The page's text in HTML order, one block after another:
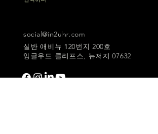
social@in2uhr.com
실반 애비뉴 120번지 200호
잉글우드 클리프스, 뉴저지 07632